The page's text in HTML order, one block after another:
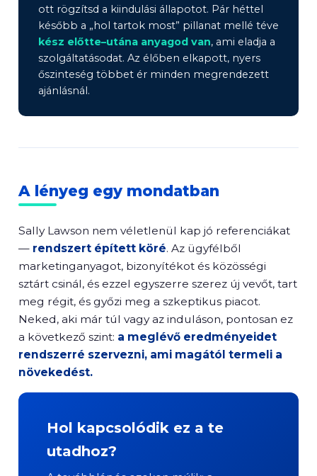
ott rögzítsd a kiindulási állapotot. Pár héttel
később a „hol tartok most” pillanat mellé téve
kész előtte–utána anyagod van, ami eladja a
szolgáltatásodat. Az élőben elkapott, nyers
őszinteség többet ér minden megrendezett
ajánlásnál.
A lényeg egy mondatban
Sally Lawson nem véletlenül kap jó referenciákat
— rendszert épített köré. Az ügyfélből
marketinganyagot, bizonyítékot és közösségi
sztárt csinál, és ezzel egyszerre szerez új vevőt, tart
meg régit, és győzi meg a szkeptikus piacot.
Neked, aki már túl vagy az induláson, pontosan ez
a következő szint: a meglévő eredményeidet
rendszerré szervezni, ami magától termeli a
növekedést.
Hol kapcsolódik ez a te
utadhoz?